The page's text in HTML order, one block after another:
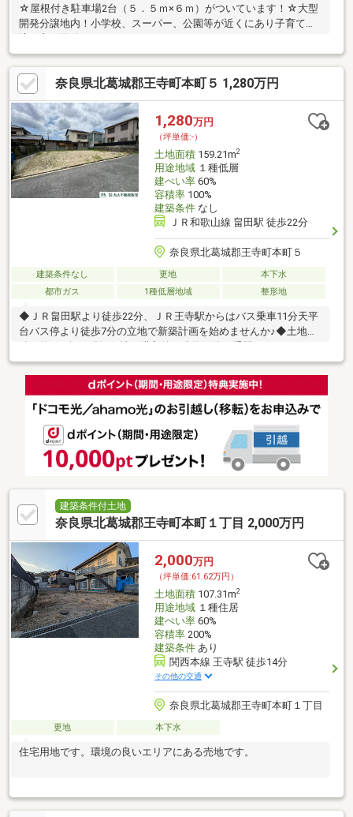
☆屋根付き駐車場2台（５．５ｍ×６ｍ）がついています！☆大型
開発分譲地内！小学校、スーパー、公園等が近くにあり子育て環
境に良い物件です！
奈良県北葛城郡王寺町本町５ 1,280万円
1,280万円
（坪単価:-）
土地面積159.21m2
用途地域１種低層
建ぺい率60%
容積率100%
建築条件なし
ＪＲ和歌山線 畠田駅 徒歩22分
奈良県北葛城郡王寺町本町５
建築条件なし 更地
本下水
都市ガス
1種低層地域 整形地
◆ＪＲ畠田駅より徒歩22分、ＪＲ王寺駅からはバス乗車11分天平
台バス停より徒歩7分の立地で新築計画を始めませんか♪◆土地面
ん♪◆閑静な住宅地内に位置します。落ち着いた、物静かな雰囲
気の中で休日をゆったりとお過ごしいただけます♪◆建築条件は
ございません。お好きな工務店やハウスメーカーでのこだわり建
築が可能です♪◆間口は約14.9ｍ、整形地の為建築計画や建築の想
も隣接する駅です。ＪＲ大阪駅への乗り換え無しアクセスが可
能、又、駅周辺は商業施設もありお買い物も便利です♪
建築条件付土地
奈良県北葛城郡王寺町本町１丁目 2,000万円
2,000万円
（坪単価:61.62万円）
土地面積107.31m2
用途地域１種住居
建ぺい率60%
容積率200%
建築条件あり
関西本線 王寺駅 徒歩14分
その他の交通
奈良県北葛城郡王寺町本町１丁目
更地 本下水
住宅用地です。環境の良いエリアにある売地です。